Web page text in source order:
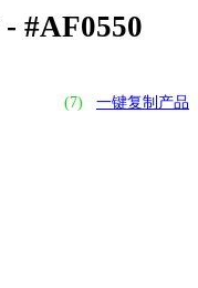
- #AF0550
(7) 一键复制产品